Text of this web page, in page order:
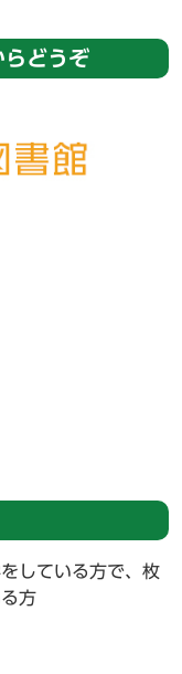
らどうぞ
している方で、枚
方